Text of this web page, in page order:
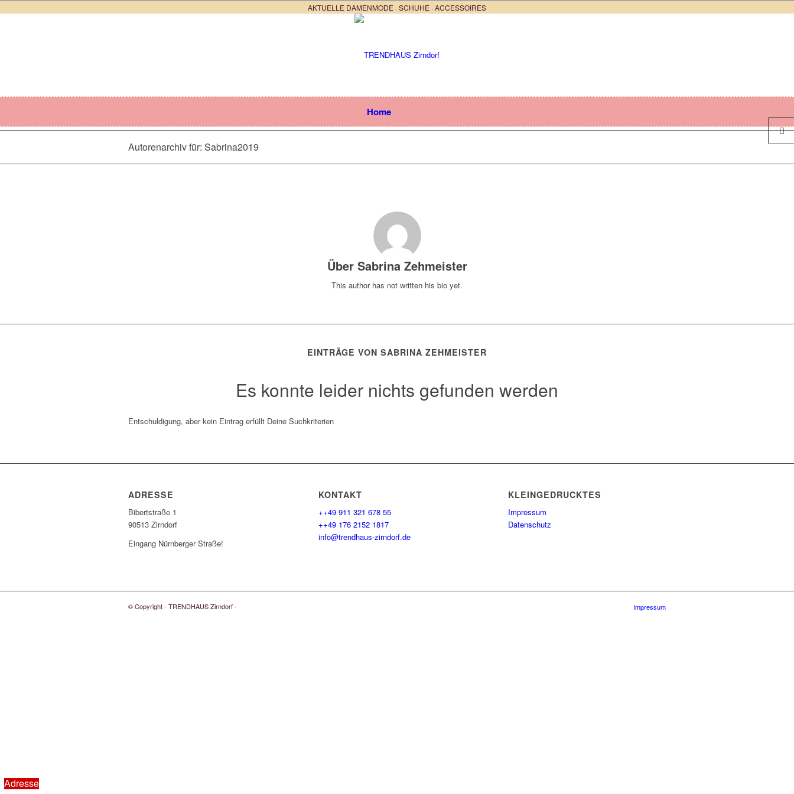
AKTUELLE DAMENMODE · SCHUHE · ACCESSOIRES
Home
Autorenarchiv für: Sabrina2019
Über Sabrina Zehmeister
This author has not written his bio yet.
EINTRÄGE VON SABRINA ZEHMEISTER
Es konnte leider nichts gefunden werden
Entschuldigung, aber kein Eintrag erfüllt Deine Suchkriterien
ADRESSE
Bibertstraße 1
90513 Zirndorf
Eingang Nürnberger Straße!
KONTAKT
++49 911 321 678 55
++49 176 2152 1817
info@trendhaus-zirndorf.de
KLEINGEDRUCKTES
Impressum
Datenschutz
© Copyright - TRENDHAUS Zirndorf - Impressum
Adresse